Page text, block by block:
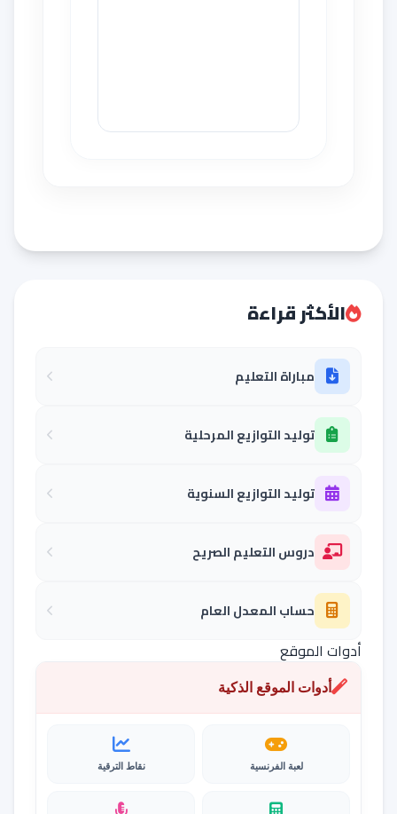
الأكثر قراءة
مباراة التعليم
توليد التوازيع المرحلية
توليد التوازيع السنوية
دروس التعليم الصريح
حساب المعدل العام
أدوات الموقع
أدوات الموقع الذكية
لعبة الفرنسية نقاط الترقية